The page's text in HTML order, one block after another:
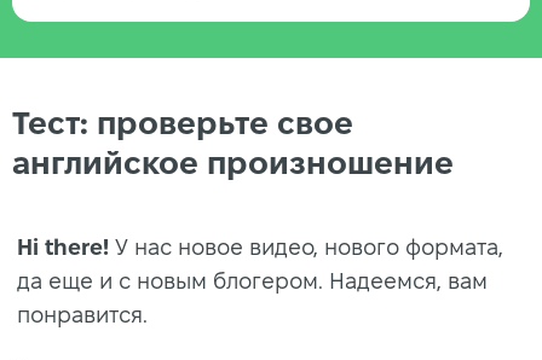
Тест: проверьте свое
английское произношение
Hi there! У нас новое видео, нового формата,
да еще и с новым блогером. Надеемся, вам
понравится.